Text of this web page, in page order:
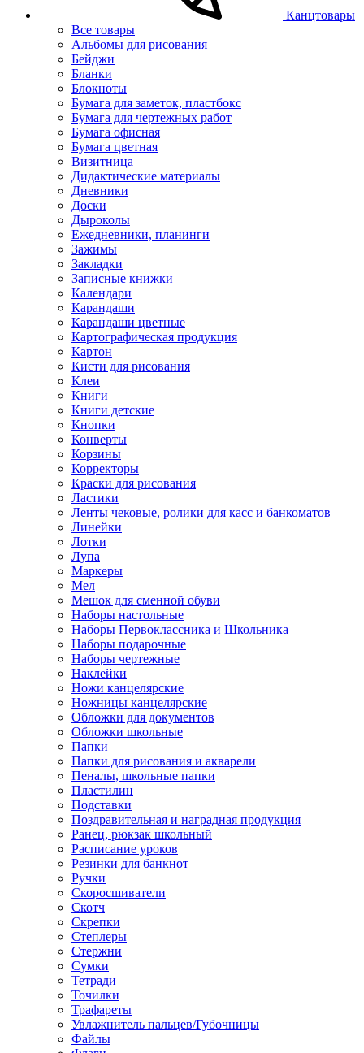
Канцтовары
Все товары
Альбомы для рисования
Бейджи
Бланки
Блокноты
Бумага для заметок, пластбокс
Бумага для чертежных работ
Бумага офисная
Бумага цветная
Визитница
Дидактические материалы
Дневники
Доски
Дыроколы
Ежедневники, планинги
Зажимы
Закладки
Записные книжки
Календари
Карандаши
Карандаши цветные
Картографическая продукция
Картон
Кисти для рисования
Клеи
Книги
Книги детские
Кнопки
Конверты
Корзины
Корректоры
Краски для рисования
Ластики
Ленты чековые, ролики для касс и банкоматов
Линейки
Лотки
Лупа
Маркеры
Мел
Мешок для сменной обуви
Наборы настольные
Наборы Первоклассника и Школьника
Наборы подарочные
Наборы чертежные
Наклейки
Ножи канцелярские
Ножницы канцелярские
Обложки для документов
Обложки школьные
Папки
Папки для рисования и акварели
Пеналы, школьные папки
Пластилин
Подставки
Поздравительная и наградная продукция
Ранец, рюкзак школьный
Расписание уроков
Резинки для банкнот
Ручки
Скоросшиватели
Скотч
Скрепки
Степлеры
Стержни
Сумки
Тетради
Точилки
Трафареты
Увлажнитель пальцев/Губочницы
Файлы